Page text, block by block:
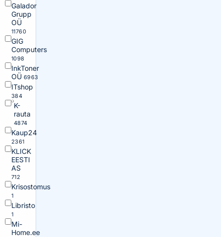
Galador
Grupp
OÜ
11760
GIG
Computers
1098
InkToner
OÜ 6963
ITshop
384
K-
rauta
4874
Kaup24
2361
KLICK
EESTI
AS
712
Krisostomus
1
Libristo
1
Mi-
Home.ee